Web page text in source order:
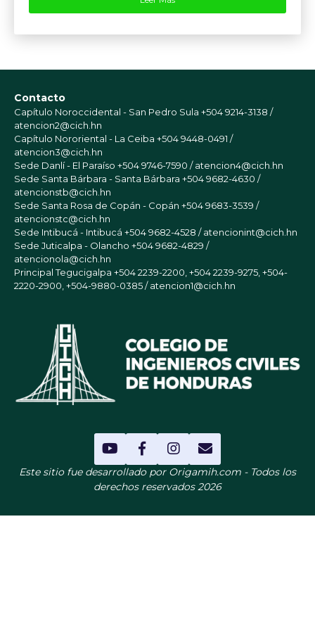
Contacto
Capítulo Noroccidental - San Pedro Sula +504 9214-3138 /
atencion2@cich.hn
Capítulo Nororiental - La Ceiba +504 9448-0491 /
atencion3@cich.hn
Sede Danlí - El Paraíso +504 9746-7590 / atencion4@cich.hn
Sede Santa Bárbara - Santa Bárbara +504 9682-4630 /
atencionstb@cich.hn
Sede Santa Rosa de Copán - Copán +504 9683-3539 /
atencionstc@cich.hn
Sede Intibucá - Intibucá +504 9682-4528 / atencionint@cich.hn
Sede Juticalpa - Olancho +504 9682-4829 /
atencionola@cich.hn
Principal Tegucigalpa +504 2239-2200, +504 2239-9275, +504-
2220-2900, +504-9880-0385 / atencion1@cich.hn
Este sitio fue desarrollado por Origamih.com - Todos los
derechos reservados 2026